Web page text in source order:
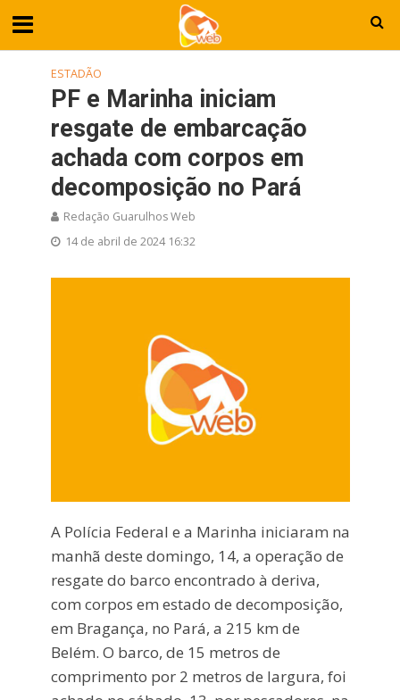
ESTADÃO
PF e Marinha iniciam
resgate de embarcação
achada com corpos em
decomposição no Pará
Redação Guarulhos Web
14 de abril de 2024 16:32
A Polícia Federal e a Marinha iniciaram na
manhã deste domingo, 14, a operação de
resgate do barco encontrado à deriva,
com corpos em estado de decomposição,
em Bragança, no Pará, a 215 km de
Belém. O barco, de 15 metros de
comprimento por 2 metros de largura, foi